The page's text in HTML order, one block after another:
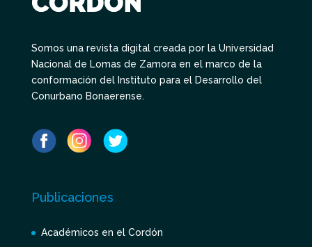
Somos una revista digital creada por la Universidad
Nacional de Lomas de Zamora en el marco de la
conformación del Instituto para el Desarrollo del
Conurbano Bonaerense.
Publicaciones
Académicos en el Cordón